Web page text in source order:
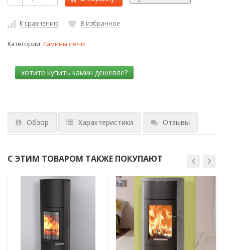
К сравнению В избранное
Категории: Камины печи
Обзор Характеристики Отзывы
С ЭТИМ ТОВАРОМ ТАКЖЕ ПОКУПАЮТ